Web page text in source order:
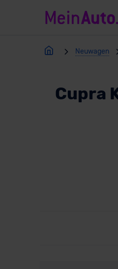
Neuwagen
Cupra